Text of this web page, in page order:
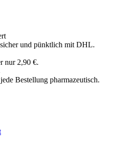
und pünktlich mit DHL.
nur 2,90 €.
jede Bestellung pharmazeutisch.